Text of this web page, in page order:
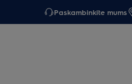
Paskambinkite mums